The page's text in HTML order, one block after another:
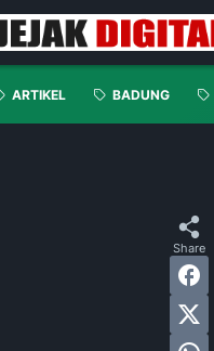
ARTIKEL BADUNG